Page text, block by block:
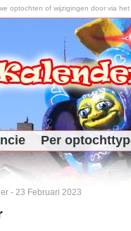
optochten of wijzigingen door via het
Per
- 23 Februari 2023